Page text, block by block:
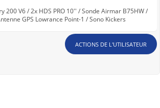
200 V6 / 2x HDS PRO 10'' / Sonde Airmar B75HW /
GPS Lowrance Point-1 / Sono Kickers
ACTIONS DE L'UTILISATEUR